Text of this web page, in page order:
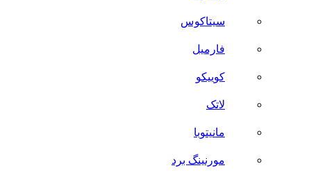
سیتاکوس
فارمیل
کوییکو
لاتک
مانیتوبا
مورنینگ برد